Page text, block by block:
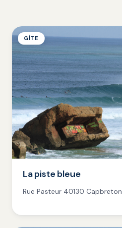
GÎTE
La piste bleue
Rue Pasteur 40130